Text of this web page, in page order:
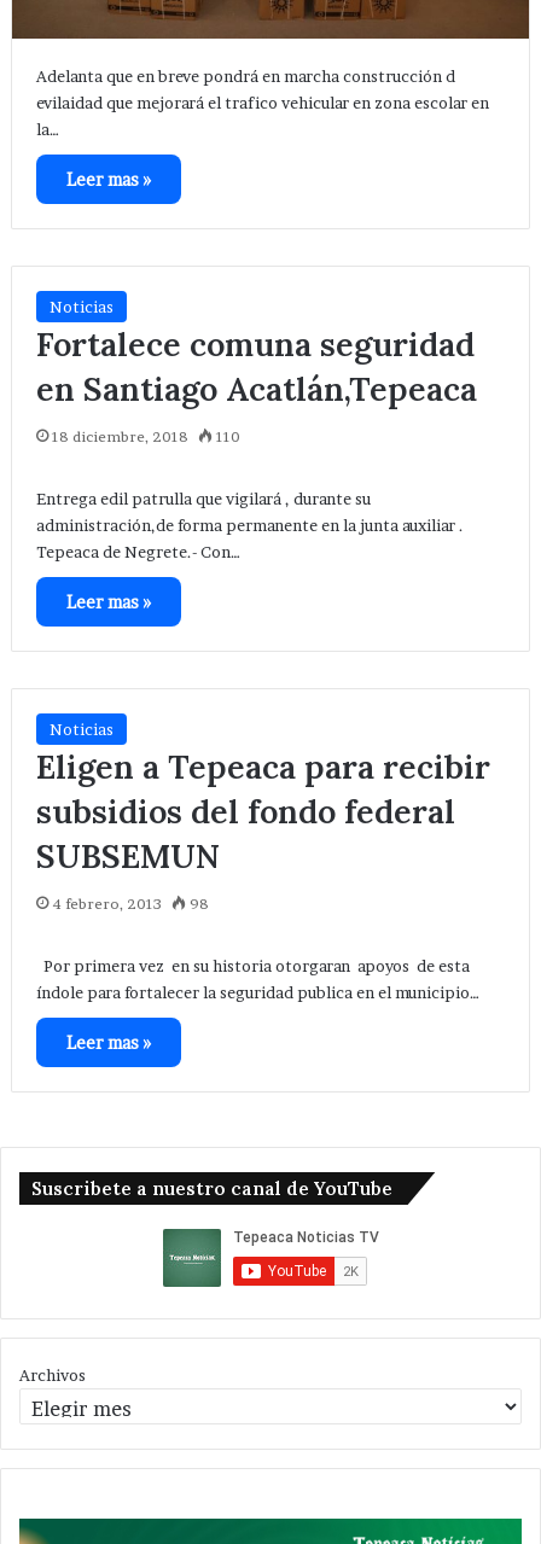
Adelanta que en breve pondrá en marcha construcción d
evilaidad que mejorará el trafico vehicular en zona escolar en
la…
Leer mas »
Noticias
Fortalece comuna seguridad
en Santiago Acatlán,Tepeaca
18 diciembre, 2018 110
Entrega edil patrulla que vigilará , durante su
administración,de forma permanente en la junta auxiliar .
Tepeaca de Negrete.- Con…
Leer mas »
Noticias
Eligen a Tepeaca para recibir
subsidios del fondo federal
SUBSEMUN
4 febrero, 2013 98
Por primera vez en su historia otorgaran apoyos de esta
índole para fortalecer la seguridad publica en el municipio…
Leer mas »
Suscribete a nuestro canal de YouTube
Archivos